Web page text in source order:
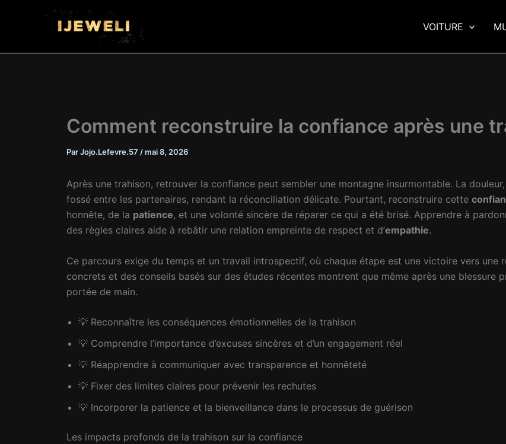
VOITURE
Comment reconstruire la confiance après une
ParJojo.Lefevre.57 /mai 8, 2026
Après une trahison, retrouver la confiance peut sembler une montagne insurmontable. La
fossé entre les partenaires, rendant la réconciliation délicate. Pourtant, reconstruire cette
honnête, de la patience, et une volonté sincère de réparer ce qui a été brisé. Apprendre à
des règles claires aide à rebâtir une relation empreinte de respect et d’empathie.
Ce parcours exige du temps et un travail introspectif, où chaque étape est une victoire vers une
concrets et des conseils basés sur des études récentes montrent que même après une blessure
portée de main.
💡 Reconnaître les conséquences émotionnelles de la trahison
💡 Comprendre l’importance d’excuses sincères et d’un engagement réel
💡 Réapprendre à communiquer avec transparence et honnêteté
💡 Fixer des limites claires pour prévenir les rechutes
💡 Incorporer la patience et la bienveillance dans le processus de guérison
Les impacts profonds de la trahison sur la confiance